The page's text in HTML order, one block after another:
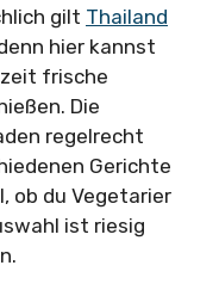
gilt Thailand
hier kannst
frische
Die
regelrecht
Gerichte
ob du Vegetarier
ist riesig